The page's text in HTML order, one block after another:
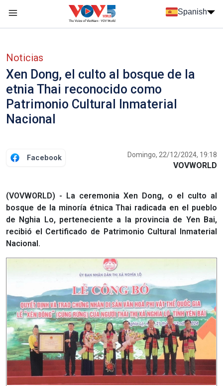
Spanish
Noticias
Xen Dong, el culto al bosque de la
etnia Thai reconocido como
Patrimonio Cultural Inmaterial
Nacional
Facebook Domingo, 22/12/2024, 19:18
VOVWORLD
(VOVWORLD) - La ceremonia Xen Dong, o el culto al
bosque de la minoría étnica Thai radicada en el pueblo
de Nghia Lo, perteneciente a la provincia de Yen Bai,
recibió el Certificado de Patrimonio Cultural Inmaterial
Nacional.